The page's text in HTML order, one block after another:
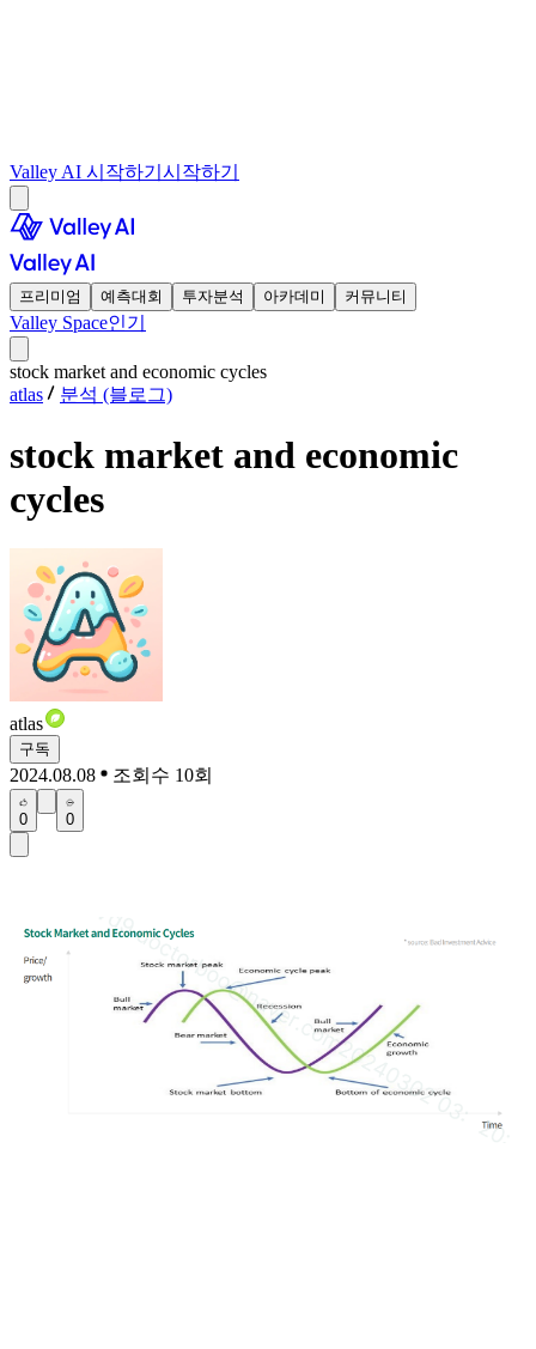
Valley AI 시작하기 시작하기
프리미엄 예측대회 투자분석 아카데미 커뮤니티
Valley Space인기
stock market and economic cycles
atlas
분석 (블로그)
stock market and economic
cycles
atlas
구독
2024.08.08 조회수 10회
0 0